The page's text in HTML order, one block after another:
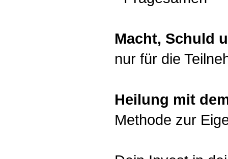
Macht, Schuld
nur für die
Heilung mit
Methode zur